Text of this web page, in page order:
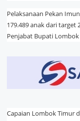
Pelaksanaan Pekan
179.489 anak dari target
Penjabat Bupati
Capaian Lombok Timur